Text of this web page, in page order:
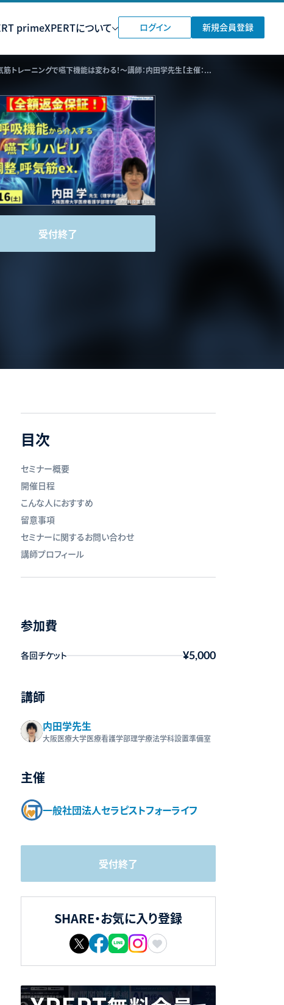
primeXPERTについて ログイン 新規会員登録
※締切り間近【全額返金保証付き】PT・OT・STのための姿勢・呼吸機能からアプローチする摂食・嚥下リハビリ〜姿勢調整と呼気筋トレーニングで嚥下機能は変わる！〜講師：内田学先生【主催：セラピストフォーライフ】
受付終了
目次
セミナー概要
開催日程
こんな人におすすめ
留意事項
セミナーに関するお問い合わせ
講師プロフィール
参加費
各回チケット ¥5,000
講師
内田学先⽣
大阪医療大学医療看護学部理学療法学科設置準備室
主催
一般社団法人セラピストフォーライフ
受付終了
SHARE・お気に入り登録